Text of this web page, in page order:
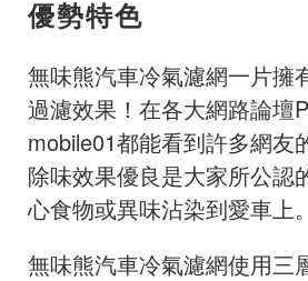
優勢特色
無味熊汽車冷氣濾網一片擁
過濾效果！在各大網路論壇
mobile01都能看到許多網友
除味效果優良是大家所公認
心食物或異味沾染到愛車上。
無味熊汽車冷氣濾網使用三